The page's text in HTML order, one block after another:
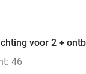
voor 2 +
46